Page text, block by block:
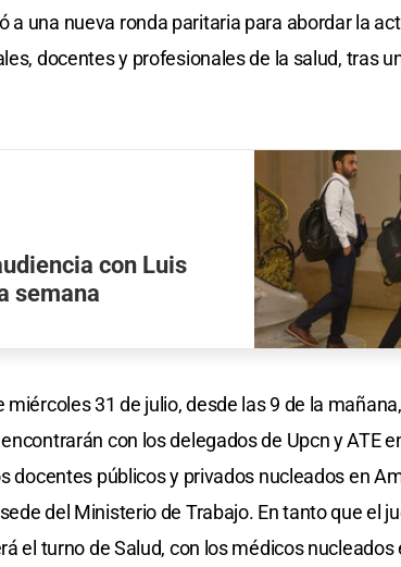
a una nueva ronda paritaria para abordar la
docentes y profesionales de la salud, tras
con Luis
semana
31 de julio, desde las 9 de la
con los delegados de Upcn y ATE
docentes públicos y privados nucleados en
del Ministerio de Trabajo. En tanto que el
el turno de Salud, con los médicos nucleados